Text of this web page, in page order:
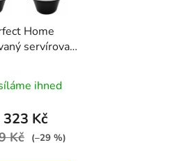
Home
servírovací
87710
ihned
323 Kč
Kč (–29 %)